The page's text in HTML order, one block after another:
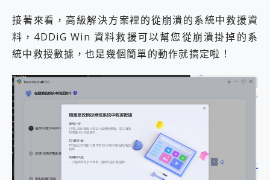
接著來看，高級解決方案裡的從崩潰的系統中救援資
料，4DDiG Win 資料救援可以幫您從崩潰掛掉的系
統中救授數據，也是幾個簡單的動作就搞定啦！